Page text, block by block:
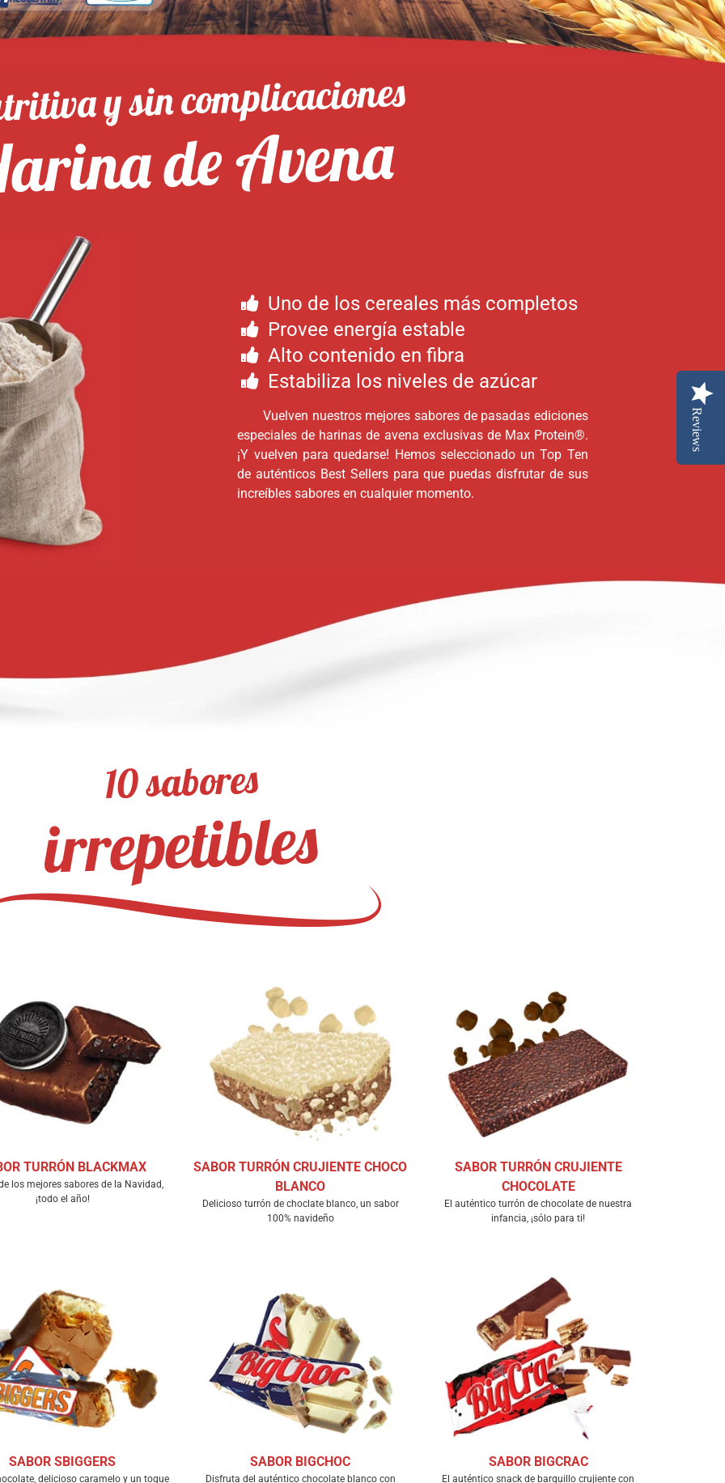
y sin complicaciones
de Avena
Uno de los cereales más completos
Provee energía estable
Alto contenido en fibra
Estabiliza los niveles de azúcar
Vuelven nuestros mejores sabores de pasadas ediciones
especiales de harinas de avena exclusivas de Max Protein®.
¡Y vuelven para quedarse! Hemos seleccionado un Top Ten
de auténticos Best Sellers para que puedas disfrutar de sus
increíbles sabores en cualquier momento.
10 sabores
irrepetibles
TURRÓN BLACKMAX
los mejores sabores de la Navidad,
¡todo el año!
SABOR TURRÓN CRUJIENTE CHOCO
BLANCO
Delicioso turrón de choclate blanco, un sabor
100% navideño
SABOR TURRÓN CRUJIENTE
CHOCOLATE
El auténtico turrón de chocolate de nuestra
infancia, ¡sólo para ti!
SABOR SBIGGERS
delicioso caramelo y un toque
SABOR BIGCHOC
Disfruta del auténtico chocolate blanco con
SABOR BIGCRAC
El auténtico snack de barquillo crujiente con
Reviews